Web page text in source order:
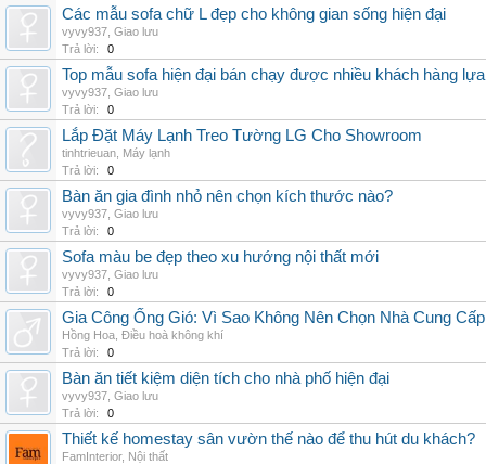
Các mẫu sofa chữ L đẹp cho không gian sống hiện đại
vyvy937 Giao lưu
Trả lời:
0
Top mẫu sofa hiện đại bán chạy được nhiều khách hàng
vyvy937 Giao lưu
Trả lời:
0
Lắp Đặt Máy Lạnh Treo Tường LG Cho Showroom
tinhtrieuan Máy lạnh
Trả lời:
0
Bàn ăn gia đình nhỏ nên chọn kích thước nào?
vyvy937 Giao lưu
Trả lời:
0
Sofa màu be đẹp theo xu hướng nội thất mới
vyvy937 Giao lưu
Trả lời:
0
Gia Công Ống Gió: Vì Sao Không Nên Chọn Nhà Cung
Hồng Hoa Điều hoà không khí
Trả lời:
0
Bàn ăn tiết kiệm diện tích cho nhà phố hiện đại
vyvy937 Giao lưu
Trả lời:
0
Thiết kế homestay sân vườn thế nào để thu hút du khách?
FamInterior, Nội thất